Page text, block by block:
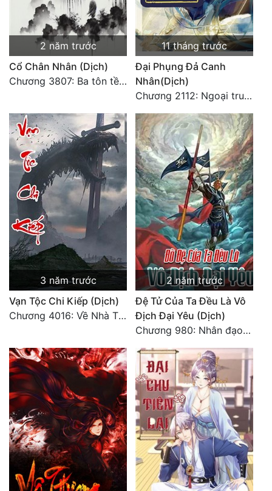
Đồng Nhân
Cẩu Đạo Trường Sinh
Ngự Thú
Truyện Nữ
Vô Địch Lưu
Xây Dựng Thế Lực
Đam Mỹ
Đẹp
Đẹp Hiệp
Tính Cách Nhân Vật :
Cơ Trí
Vô Sỉ
Điềm Đạm
2 năm trước
Cổ Chân Nhân (Dịch)
Chương 3807: Ba tôn tề công Thiên Đình (2)
11 tháng trước
Đại Phụng Đả Canh
Nhân(Dịch)
Chương 2112: Ngoại truyện 3 - Tiệc mừng công
3 năm trước
Vạn Tộc Chi Kiếp (Dịch)
Chương 4016: Về Nhà Thôi... (Đại Kết Cục)
2 năm trước
Đệ Tử Của Ta Đều Là Vô
Địch Đại Yêu (Dịch)
Chương 980: Nhân đạo thành Thánh (4). HẾT.